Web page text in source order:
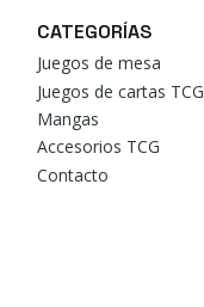
CATEGORÍAS
Juegos de mesa
Juegos de cartas TCG
Mangas
Accesorios TCG
Contacto